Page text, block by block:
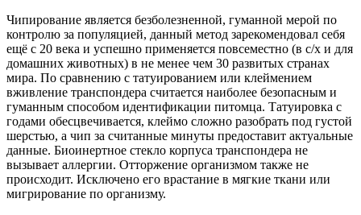
Чипирование является безболезненной, гуманной мерой по
контролю за популяцией, данный метод зарекомендовал себя
ещё с 20 века и успешно применяется повсеместно (в с/х и для
домашних животных) в не менее чем 30 развитых странах
мира. По сравнению с татуированием или клеймением
вживление транспондера считается наиболее безопасным и
гуманным способом идентификации питомца. Татуировка с
годами обесцвечивается, клеймо сложно разобрать под густой
шерстью, а чип за считанные минуты предоставит актуальные
данные. Биоинертное стекло корпуса транспондера не
вызывает аллергии. Отторжение организмом также не
происходит. Исключено его врастание в мягкие ткани или
мигрирование по организму.